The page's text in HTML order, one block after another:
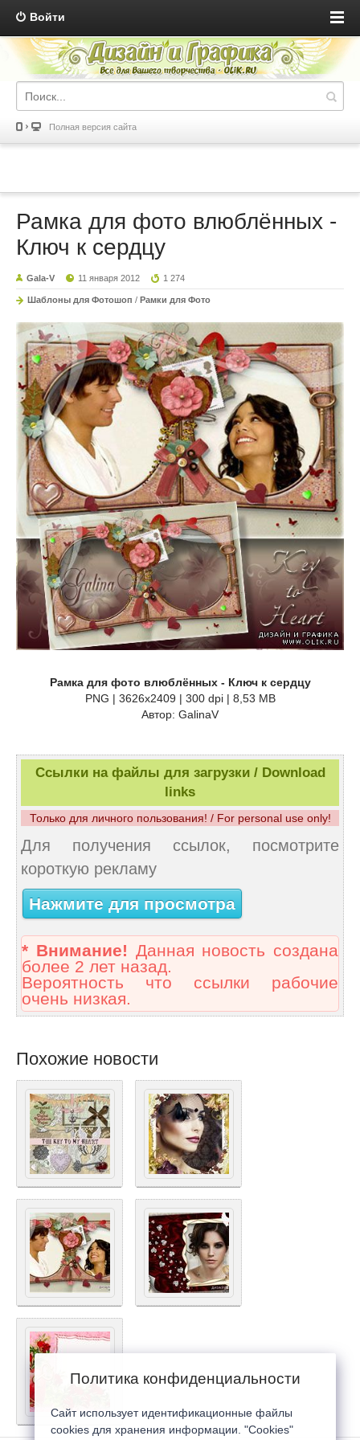
Войти
Полная версия сайта
Рамка для фото влюблённых -
Ключ к сердцу
Gala-V 11 января 2012 1 274
Шаблоны для Фотошоп / Рамки для Фото
Рамка для фото влюблённых - Ключ к сердцу
PNG | 3626x2409 | 300 dpi | 8,53 MB
Автор: GalinaV
Ссылки на файлы для загрузки / Download
links
Только для личного пользования! / For personal use only!
Для получения ссылок, посмотрите
короткую рекламу
Нажмите для просмотра
* Внимание! Данная новость создана
более 2 лет назад.
Вероятность что ссылки рабочие
очень низкая.
Похожие новости
Политика конфиденциальности
Сайт использует идентификационные файлы
cookies для хранения информации. "Cookies"